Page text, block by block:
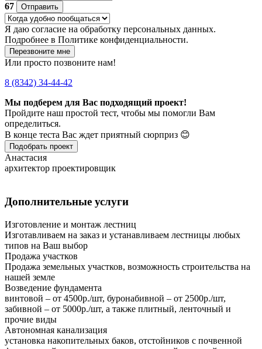
67
Отправить
Я даю согласие на обработку персональных данных.
Подробнее в Политике конфиденциальности.
Перезвоните мне
Или просто позвоните нам!
8 (8342) 34-44-42
Мы подберем для Вас подходящий проект!
Пройдите наш простой тест, чтобы мы помогли Вам
определиться.
В конце теста Вас ждет приятный сюрприз 😊
Подобрать проект
Анастасия
архитектор проектировщик
Дополнительные услуги
Изготовление и монтаж лестниц
Изготавливаем на заказ и устанавливаем лестницы любых
типов на Ваш выбор
Продажа участков
Продажа земельных участков, возможность строительства на
нашей земле
Возведение фундамента
винтовой – от 4500р./шт, буронабивной – от 2500р./шт,
забивной – от 5000р./шт, а также плитный, ленточный и
прочие виды
Автономная канализация
установка накопительных баков, отстойников с почвенной